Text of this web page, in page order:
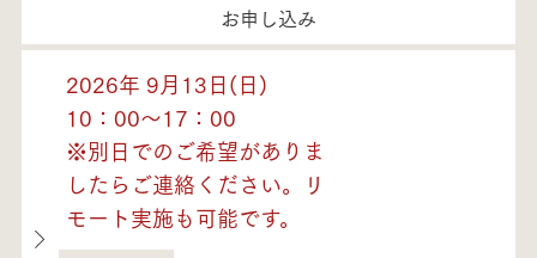
お申し込み
2026年 9月13日(日)
10：00～17：00
※別日でのご希望がありま
したらご連絡ください。リ
モート実施も可能です。